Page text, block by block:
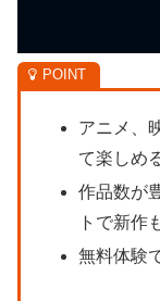
アニメ、
て楽しめ
作品数が
トで新作
無料体験